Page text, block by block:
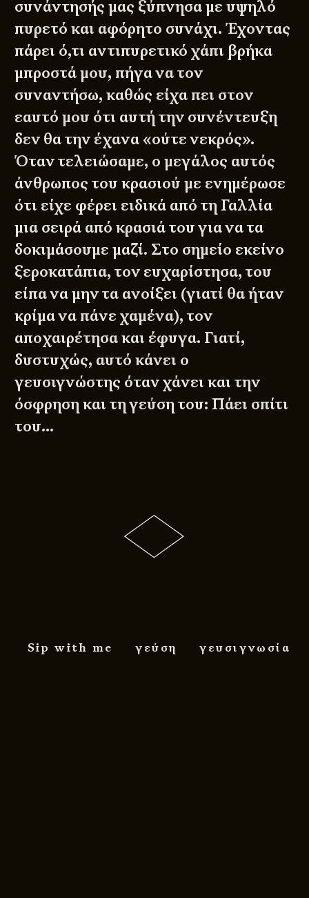
συνάντησής μας ξύπνησα με υψηλό
πυρετό και αφόρητο συνάχι. Έχοντας
πάρει ό,τι αντιπυρετικό χάπι βρήκα
μπροστά μου, πήγα να τον
συναντήσω, καθώς είχα πει στον
εαυτό μου ότι αυτή την συνέντευξη
δεν θα την έχανα «ούτε νεκρός».
Όταν τελειώσαμε, ο μεγάλος αυτός
άνθρωπος του κρασιού με ενημέρωσε
ότι είχε φέρει ειδικά από τη Γαλλία
μια σειρά από κρασιά του για να τα
δοκιμάσουμε μαζί. Στο σημείο εκείνο
ξεροκατάπια, τον ευχαρίστησα, του
είπα να μην τα ανοίξει (γιατί θα ήταν
κρίμα να πάνε χαμένα), τον
αποχαιρέτησα και έφυγα. Γιατί,
δυστυχώς, αυτό κάνει ο
γευσιγνώστης όταν χάνει και την
όσφρηση και τη γεύση του: Πάει σπίτι
του…
Sip with me γεύση γευσιγνωσία